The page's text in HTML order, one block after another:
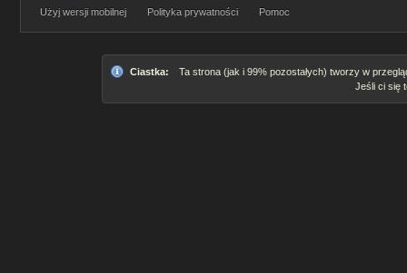
Użyj wersji mobilnej
Polityka prywatności Pomoc
Ciastka:
Ta strona (jak i 99% pozostałych) tworzy w
Jeśli ci się